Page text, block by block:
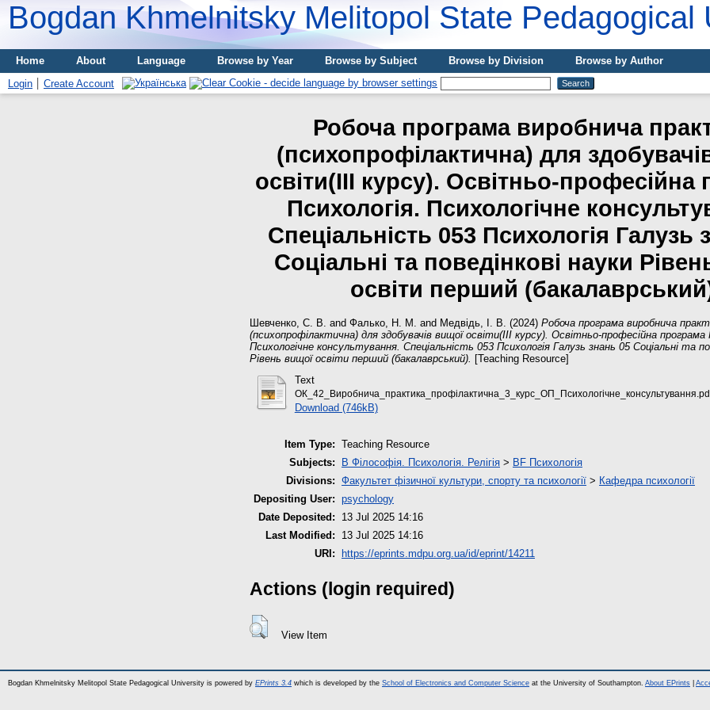
Bogdan Khmelnitsky Melitopol State Pedagogical
Home About Language Browse by Year Browse by Subject Browse by Division
Browse by Author
Login
Create Account
Робоча програма виробнича
(психопрофілактична) для
освіти(ІІІ курсу). Освітньо-професійна
Психологія. Психологічне
Спеціальність 053 Психологія Галузь
Соціальні та поведінкові науки
освіти перший
Шевченко, С. В. and Фалько, Н. М. and Медвідь, І. В. (2024) Робоча програма виробнича
(психопрофілактична) для здобувачів вищої освіти(ІІІ курсу). Освітньо-професійна програма
Психологічне консультування. Спеціальність 053 Психологія Галузь знань 05 Соціальні та
Рівень вищої освіти перший (бакалаврський). [Teaching Resource]
Text
Download (746kB)
Item Type: Teaching Resource
Subjects:
B Філософія. Психологія. Релігія > BF Психологія
Divisions: Факультет фізичної культури, спорту та психології > Кафедра психології
Depositing User: psychology
Date Deposited:
13 Jul 2025 14:16
Last Modified:
13 Jul 2025 14:16
URI:
https://eprints.mdpu.org.ua/id/eprint/14211
Actions (login required)
View Item
Bogdan Khmelnitsky Melitopol State Pedagogical University is powered by EPrints 3.4 which is developed by the School of Electronics and Computer Science at the University of Southampton. About EPrints